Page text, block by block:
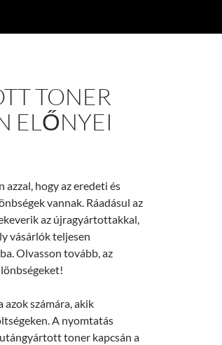
TONER
ELŐNYEI
azzal, hogy az eredeti és
vannak. Ráadásul az
az újragyártottakkal,
vásárlók teljesen
Olvasson tovább, az
számára, akik
A nyomtatás
toner kapcsán a